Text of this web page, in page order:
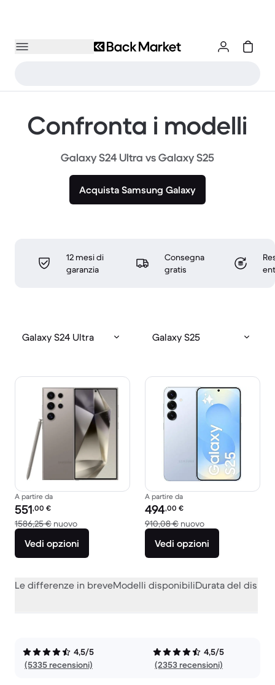
Confronta i modelli
Galaxy S24 Ultra vs Galaxy S25
Acquista Samsung Galaxy
12 mesi di
garanzia
Consegna
gratis
Galaxy S24 Ultra Galaxy S25
A partire da
Prezzo del ricondizionato:
551,00 €
1586,25 € nuovoRispetto a 1586,25 € del nuovo
Vedi opzioni
A partire da
Prezzo del ricondizionato:
494,00 €
910,08 € nuovoRispetto a 910,08
Vedi opzioni
Le differenze in breveModelli disponibiliDurata del
4,5/5
(5335 recensioni)
4,5/5
(2353 recensioni)